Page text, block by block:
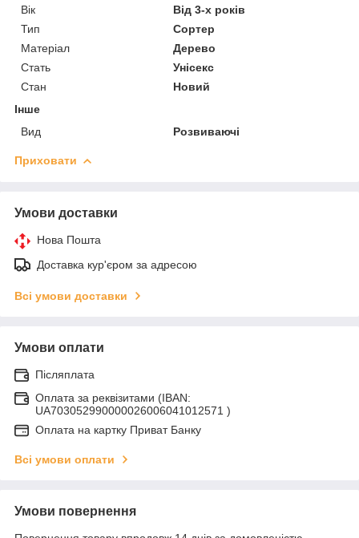
Вік
Від 3-х років
Тип
Сортер
Матеріал
Дерево
Стать
Унісекс
Стан
Новий
Інше
Вид
Розвиваючі
Приховати
Умови доставки
Нова Пошта
Доставка кур'єром за адресою
Всі умови доставки
Умови оплати
Післяплата
Оплата за реквізитами (IBAN:
UA703052990000026006041012571 )
Оплата на картку Приват Банку
Всі умови оплати
Умови повернення